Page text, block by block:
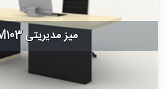
میز مدیریتی DM103